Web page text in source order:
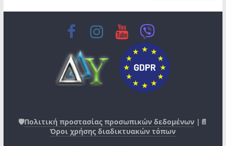
🛡️Πολιτική προστασίας προσωπικών δεδομένων |📄
Όροι χρήσης διαδικτυακών τόπων